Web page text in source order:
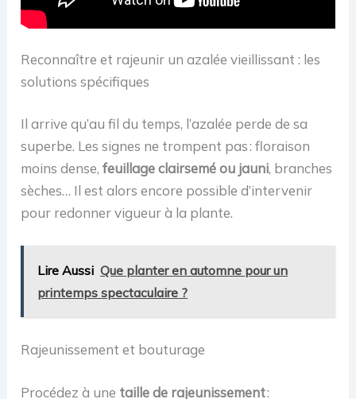
Reconnaître et rajeunir un azalée vieillissant : les
solutions spécifiques
Il arrive qu’au fil du temps, l’azalée perde de sa
superbe. Les signes ne trompent pas : floraison
moins dense,feuillage clairsemé ou jauni, branches
sèches… Il est alors encore possible d’intervenir
pour redonner vigueur à la plante.
Lire Aussi Que planter en automne pour un
printemps spectaculaire ?
Rajeunissement et bouturage
Procédez à une taille de rajeunissement: